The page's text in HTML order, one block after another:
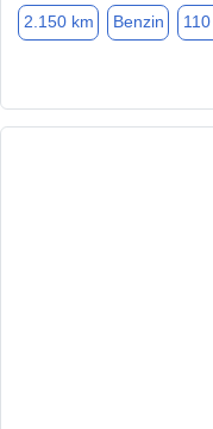
2.150 km Benzin